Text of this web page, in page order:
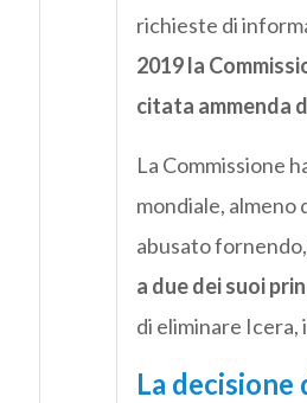
richieste di
2019 la
citata ammenda
La Commissione
mondiale, almeno
abusato
a due dei suoi
di eliminare Icera,
La